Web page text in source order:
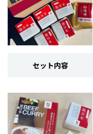
セット内容